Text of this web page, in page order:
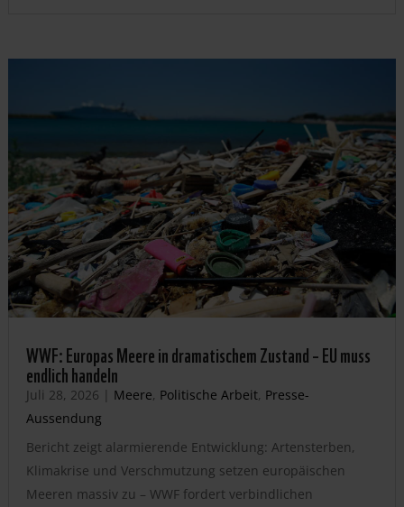
WWF: Europas Meere in dramatischem Zustand – EU muss
endlich handeln
Juli 28, 2026 | Meere, Politische Arbeit, Presse-
Aussendung
Bericht zeigt alarmierende Entwicklung: Artensterben,
Klimakrise und Verschmutzung setzen europäischen
Meeren massiv zu – WWF fordert verbindlichen